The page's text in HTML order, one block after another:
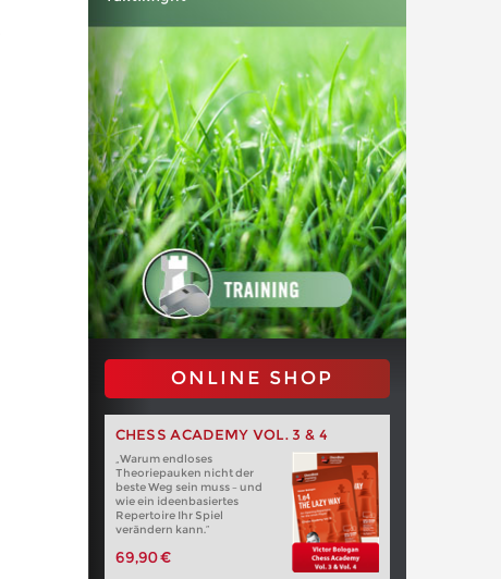
ONLINE SHOP
CHESS ACADEMY VOL. 3 & 4
„Warum endloses
Theoriepauken nicht der
beste Weg sein muss – und
wie ein ideenbasiertes
Repertoire Ihr Spiel
verändern kann.“
69,90 €